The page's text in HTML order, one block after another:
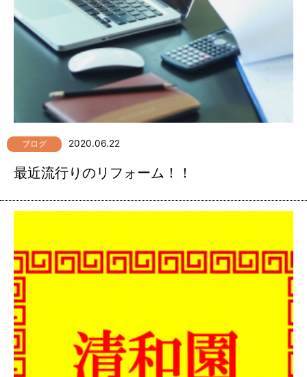
ブログ 2020.06.22
最近流行りのリフォーム！！